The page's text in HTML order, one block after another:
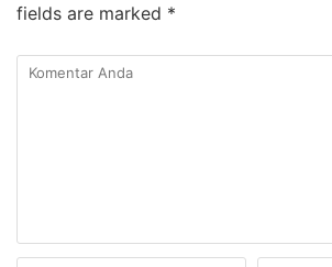
fields are marked *